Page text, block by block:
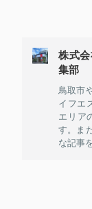
株式
集部
鳥取市
イフエ
エリア
す。ま
な記事